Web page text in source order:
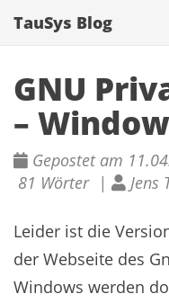
TauSys Blog
GNU
–
Gepostet am
81 Wörter |
Jens
Leider ist die
der Webseite des
Windows werden